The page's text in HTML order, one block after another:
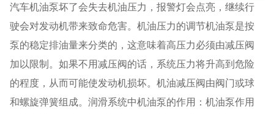
汽车机油泵坏了会失去机油压力，报警灯会点亮，继续行
驶会对发动机带来致命危害。机油压力的调节机油泵是按
泵的稳定排油量来分类的，这意味着高压力必须由减压阀
加以限制。如果不用减压阀的话，系统压力将升高到危险
的程度，从而可能使发动机损坏。机油减压阀由阀门或球
和螺旋弹簧组成。润滑系统中机油泵的作用：机油泵作用